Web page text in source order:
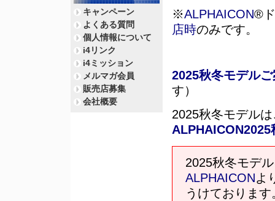
※ALPHAICON®
店時のみです。
2025秋冬モデル
す）
2025秋冬モデル
2025秋冬モデ
ALPHAICONよ
うけております
キャンペーン
よくある質問
個人情報について
i4リンク
i4ミッション
メルマガ会員
販売店募集
会社概要